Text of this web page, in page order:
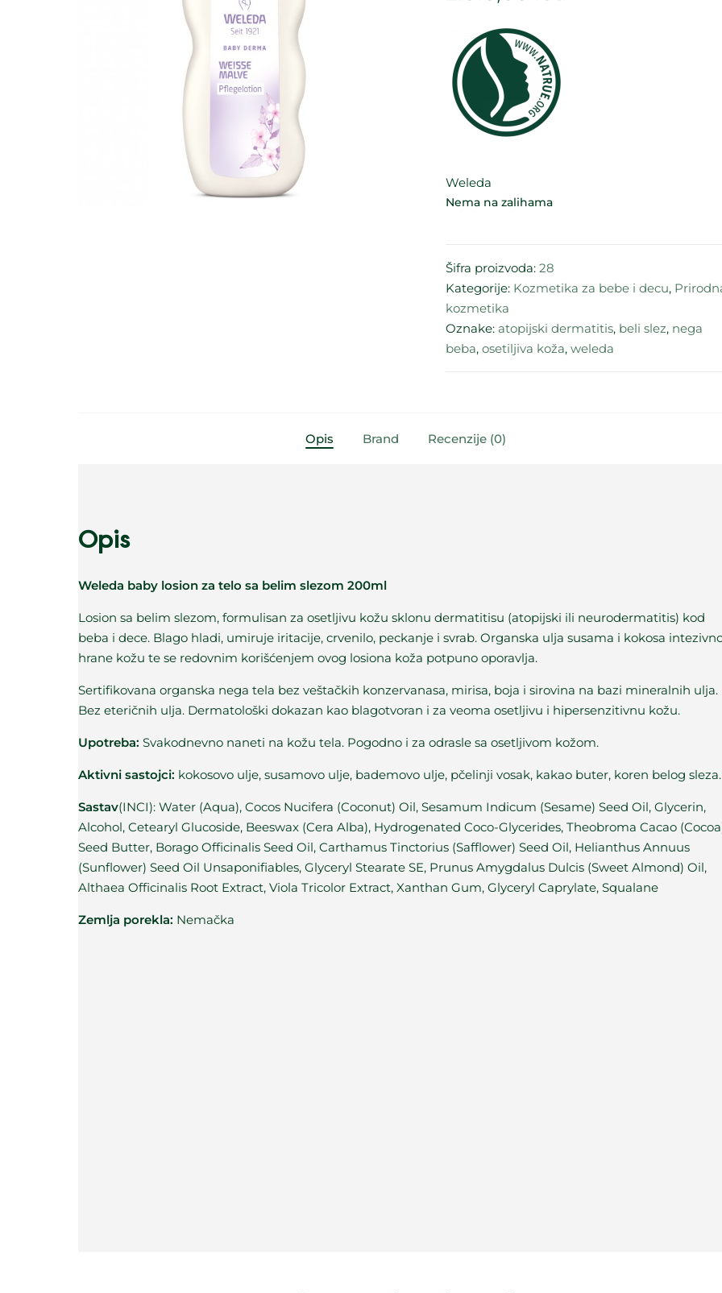
Weleda
Nema na zalihama
Šifra proizvoda:28
Kategorije: Kozmetika za bebe i decu,
kozmetika
Oznake: atopijski dermatitis, beli slez, nega
beba,osetiljiva koža,weleda
Opis Brand Recenzije (0)
Opis
Weleda baby losion za telo sa belim slezom 200ml
Losion sa belim slezom, formulisan za osetljivu kožu sklonu dermatitisu (atopijski ili neurodermatitis) kod
beba i dece. Blago hladi, umiruje iritacije, crvenilo, peckanje i svrab. Organska ulja susama i kokosa
hrane kožu te se redovnim korišćenjem ovog losiona koža potpuno oporavlja.
Sertifikovana organska nega tela bez veštačkih konzervanasa, mirisa, boja i sirovina na bazi mineralnih ulja.
Bez eteričnih ulja. Dermatološki dokazan kao blagotvoran i za veoma osetljivu i hipersenzitivnu kožu.
Upotreba: Svakodnevno naneti na kožu tela. Pogodno i za odrasle sa osetljivom kožom.
Aktivni sastojci: kokosovo ulje, susamovo ulje, bademovo ulje, pčelinji vosak, kakao buter, koren belog sleza.
Sastav(INCI): Water (Aqua), Cocos Nucifera (Coconut) Oil, Sesamum Indicum (Sesame) Seed Oil, Glycerin,
Alcohol, Cetearyl Glucoside, Beeswax (Cera Alba), Hydrogenated Coco-Glycerides, Theobroma Cacao
Seed Butter, Borago Officinalis Seed Oil, Carthamus Tinctorius (Safflower) Seed Oil, Helianthus Annuus
(Sunflower) Seed Oil Unsaponifiables, Glyceryl Stearate SE, Prunus Amygdalus Dulcis (Sweet Almond) Oil,
Althaea Officinalis Root Extract, Viola Tricolor Extract, Xanthan Gum, Glyceryl Caprylate, Squalane
Zemlja porekla: Nemačka